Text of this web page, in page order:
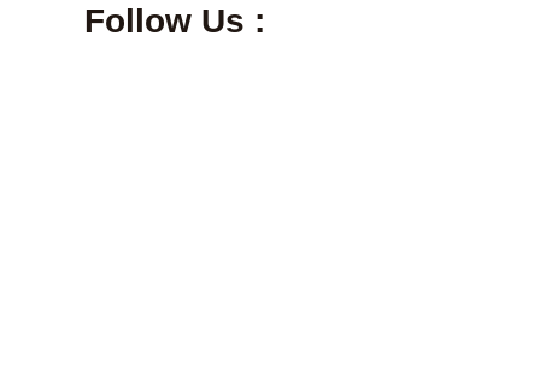
Follow Us :